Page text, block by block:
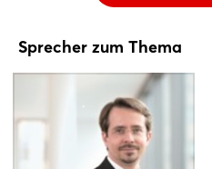
Sprecher zum Thema